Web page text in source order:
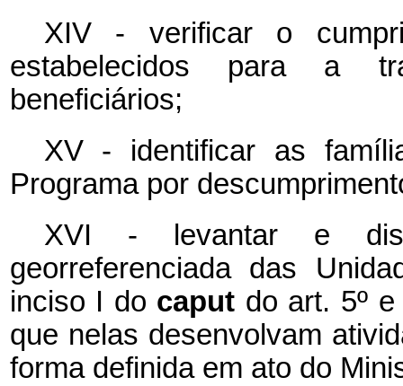
XIV - verificar o
estabelecidos para a
beneficiários;
XV - identificar as
Programa por
XVI - levantar e
georreferenciada das
inciso I do caput do art. 5º
que nelas desenvolvam
forma definida em ato do